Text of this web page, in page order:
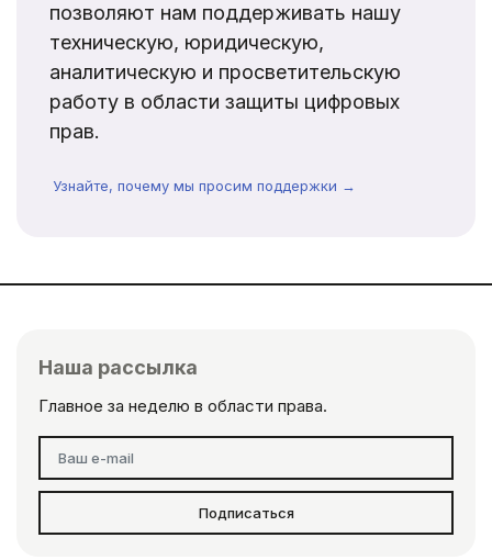
позволяют нам поддерживать нашу
техническую, юридическую,
аналитическую и просветительскую
работу в области защиты цифровых
прав.
Узнайте, почему мы просим поддержки →
Наша рассылка
Главное за неделю в области права.
Подписаться